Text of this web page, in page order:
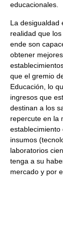
educacionales.
La desigualdad
realidad que
ende son
obtener
que el gremio
Educación, lo
ingresos que
destinan a los
repercute en la
establecimiento
insumos
laboratorios
tenga a su
mercado y por